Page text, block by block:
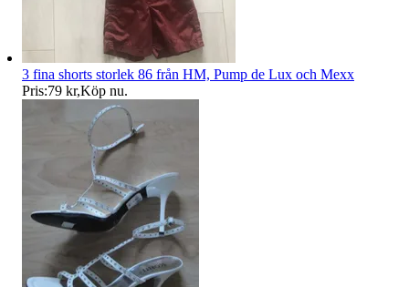
3 fina shorts storlek 86 från HM, Pump de Lux och Mexx
Pris:79 kr,Köp nu.